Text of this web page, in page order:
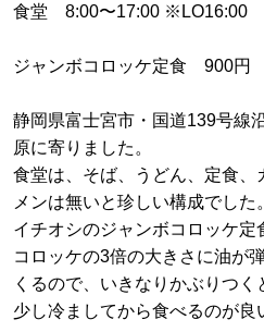
食堂 8:00〜17:00 ※LО16:00
ジャンボコロッケ定食 900円
静岡県富士宮市・国道139号線
原に寄りました。
食堂は、そば、うどん、定食、
メンは無いと珍しい構成でした。
イチオシのジャンボコロッケ
コロッケの3倍の大きさに油が
くるので、いきなりかぶりつく
少し冷ましてから食べるのが良